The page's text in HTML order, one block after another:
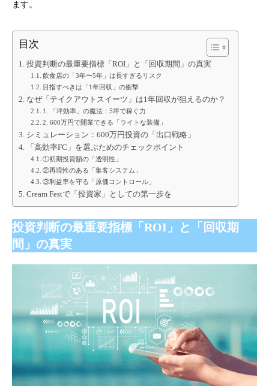
ます。
目次
投資判断の最重要指標「ROI」と「回収期間」の真実
飲食店の「3年〜5年」は長すぎるリスク
目指すべきは「1年回収」の衝撃
なぜ「テイクアウトスイーツ」は1年回収が狙えるのか？
1. 「坪効率」の魔法：5坪で稼ぐ力
2. 600万円で開業できる「ライトな装備」
シミュレーション：600万円投資の「出口戦略」
「高効率FC」を選ぶためのチェックポイント
①初期投資額の「透明性」
②再現性のある「集客システム」
③利益率を守る「原価コントロール」
Cream Festで「投資家」としての第一歩を
投資判断の最重要指標「ROI」と「回収期
間」の真実